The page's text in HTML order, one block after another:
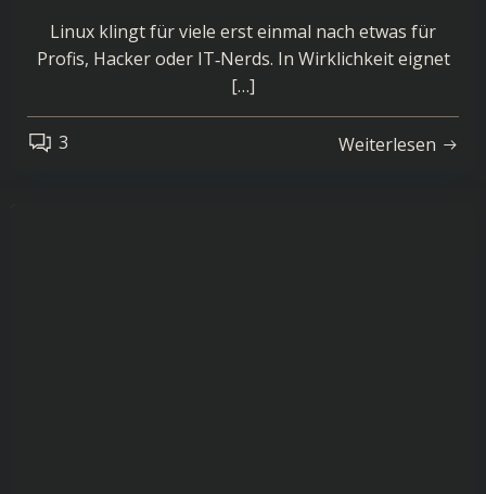
Linux klingt für viele erst einmal nach etwas für
Profis, Hacker oder IT‑Nerds. In Wirklichkeit eignet
[…]
3 Weiterlesen